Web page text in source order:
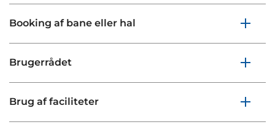
Booking af bane eller hal
Brugerrådet
Brug af faciliteter